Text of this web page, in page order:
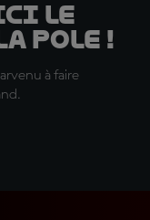
le
pole !
à faire